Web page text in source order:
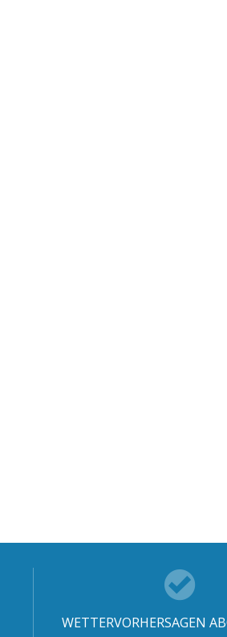
WETTERVORHERSAGEN